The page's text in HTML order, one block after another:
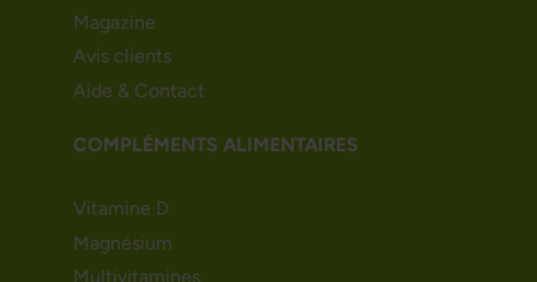
Magazine
Avis clients
Aide & Contact
COMPLÉMENTS ALIMENTAIRES
Vitamine D
Magnésium
Multivitamines